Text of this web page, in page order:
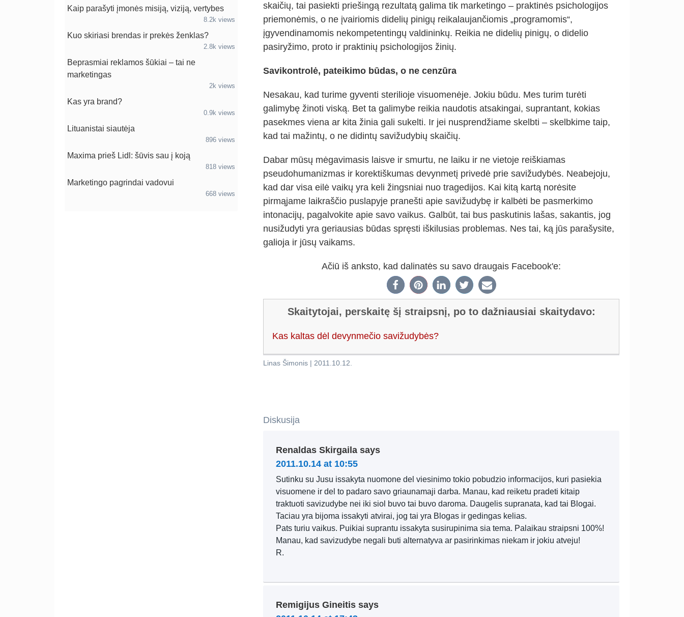
skaičių, tai pasiekti priešingą rezultatą galima tik marketingo – praktinės psichologijos
priemonėmis, o ne įvairiomis didelių pinigų reikalaujančiomis „programomis“,
įgyvendinamomis nekompetentingų valdininkų. Reikia ne didelių pinigų, o didelio
pasiryžimo, proto ir praktinių psichologijos žinių.
Savikontrolė, pateikimo būdas, o ne cenzūra
Nesakau, kad turime gyventi sterilioje visuomenėje. Jokiu būdu. Mes turim turėti
galimybę žinoti viską. Bet ta galimybe reikia naudotis atsakingai, suprantant, kokias
pasekmes viena ar kita žinia gali sukelti. Ir jei nusprendžiame skelbti – skelbkime taip,
kad tai mažintų, o ne didintų savižudybių skaičių.
Dabar mūsų mėgavimasis laisve ir smurtu, ne laiku ir ne vietoje reiškiamas
pseudohumanizmas ir korektiškumas devynmetį privedė prie savižudybės. Neabejoju,
kad dar visa eilė vaikų yra keli žingsniai nuo tragedijos. Kai kitą kartą norėsite
pirmąjame laikraščio puslapyje pranešti apie savižudybę ir kalbėti be pasmerkimo
intonacijų, pagalvokite apie savo vaikus. Galbūt, tai bus paskutinis lašas, sakantis, jog
nusižudyti yra geriausias būdas spręsti iškilusias problemas. Nes tai, ką jūs parašysite,
galioja ir jūsų vaikams.
Ačiū iš anksto, kad dalinatės su savo draugais Facebook'e:
Skaitytojai, perskaitę šį straipsnį, po to dažniausiai skaitydavo:
Kas kaltas dėl devynmečio savižudybės?
Linas Šimonis | 2011.10.12
Diskusija
Renaldas Skirgaila says
2011.10.14 at 10:55
Sutinku su Jusu issakyta nuomone del viesinimo tokio pobudzio informacijos, kuri pasiekia
visuomene ir del to padaro savo griaunamaji darba. Manau, kad reiketu pradeti kitaip
traktuoti savizudybe nei iki siol buvo tai buvo daroma. Daugelis supranata, kad tai Blogai.
Taciau yra bijoma issakyti atvirai, jog tai yra Blogas ir gedingas kelias.
Pats turiu vaikus. Puikiai suprantu issakyta susirupinima sia tema. Palaikau straipsni 100%!
Manau, kad savizudybe negali buti alternatyva ar pasirinkimas niekam ir jokiu atveju!
R.
Remigijus Gineitis says
Kaip parašyti įmonės misiją, viziją, vertybes
8.2k views
Kuo skiriasi brendas ir prekės ženklas?
2.8k views
Beprasmiai reklamos šūkiai – tai ne
marketingas
2k views
Kas yra brand?
0.9k views
Lituanistai siautėja
896 views
Maxima prieš Lidl: šūvis sau į koją
818 views
Marketingo pagrindai vadovui
668 views